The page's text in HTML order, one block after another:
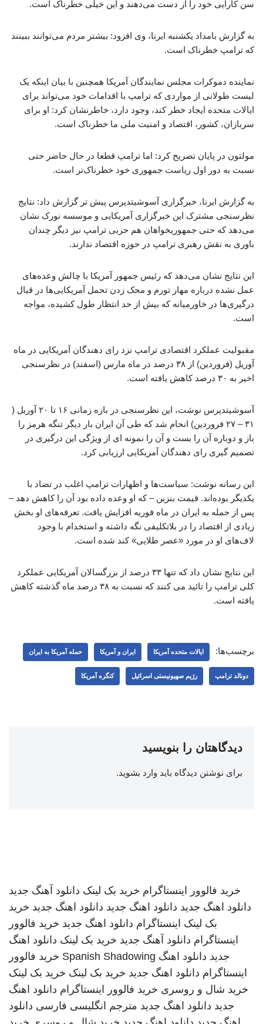
سن کارایی خود را از دست می‌دهند و این خیلی خطرناک است.
به گزارش بامداد یکشنبه ایرنا، وی افزود: بیشتر مردم می‌توانند ببینند
که ترامپ خطرناک است.
نماینده دموکرات مجلس نمایندگان آمریکا همچنین با بیان اینکه یک
لیست طولانی از مواردی که ترامپ با اقدامات خود می‌تواند برای
ایالات متحده ایجاد خطر کند، وجود دارد، خاطرنشان کرد: او برای
سربازان، کشور، اقتصاد و امنیت ملی ما خطرناک است.
مولتون در پایان تصریح کرد: اما ترامپ قطعا در حال حاضر حتی
نسبت به دور اول ریاست جمهوری خود خطرناک‌تر است.
به گزارش ایرنا، خبرگزاری آسوشیتدپرس پیش تر گزارش داد: نتایج
نظرسنجی مشترک این خبرگزاری آمریکایی و موسسه نورک نشان
می‌دهد که حتی جمهوریخواهان هم حزبی ترامپ نیز دیگر چندان
باوری به نقش رهبری ترامپ در حوزه اقتصاد ندارند.
این نتایج نشان می‌دهد که رئیس جمهور آمریکا با چالش وعده‌های
عمل نشده درباره مهار تورم و محک زدن تحمل آمریکایی‌ها در قبال
درگیری‌ها در خاورمیانه که بیش از حد انتظار طول کشیده، مواجه
است.
مقبولیت عملکرد اقتصادی ترامپ نزد رای دهندگان آمریکایی در ماه
آوریل (فروردین) از ۳۸ درصد در ماه مارس (اسفند) در نظرسنجی
اخیر به ۳۰ درصد کاهش یافته است.
آسوشیتدپرس نوشت، این نظرسنجی در بازه زمانی ۱۶ تا ۲۰ آوریل (
۳۱ – ۲۷ فروردین) انحام شد که طی آن ایران بار دیگر تنگه هرمز را
باز و دوباره آن را بست و آن را نمونه ای از ویژگی این درگیری در
تصمیم گیری رای دهندگان آمریکایی ارزیابی کرد.
این رسانه نوشت: سیاست‌ها و اظهارات ترامپ اغلب در تضاد با
یکدیگر بوده‌اند. قیمت بنزین – که او وعده داده بود آن را کاهش دهد –
پس از حمله به ایران در ماه فوریه افزایش یافت. تعرفه‌های او بخش
زیادی از اقتصاد را در بلاتکلیفی نگه داشته و استخدام با وجود
لاف‌های او در مورد «عصر طلایی» کند شده است.
این نتایج نشان داد که تنها ۳۳ درصد از بزرگسالان آمریکایی عملکرد
کلی ترامپ را تائید می‌ کنند که نسبت به ۳۸ درصد ماه گذشته کاهش
یافته است.
برچسب‌ها: ایالات متحده آمریکا ایران و آمریکا حمله آمریکا به ایران
دونالد ترامپ رژیم صهیونیستی اسرائیل کنگره آمریکا
دیدگاهتان را بنویسید
برای نوشتن دیدگاه باید وارد بشوید.
خرید فالوور اینستاگرام خرید بک لینک دانلود آهنگ جدید
دانلود اهنگ جدید دانلود اهنگ جدید دانلود اهنگ جدید خرید
بک لینک اینستاگرام دانلود اهنگ جدید خرید فالوور
اینستاگرام دانلود آهنگ جدید خرید بک لینک دانلود اهنگ
جدید دانلود اهنگ Spanish Shadowing خرید فالوور
اینستاگرام دانلود اهنگ جدید خرید بک لینک خرید بک لینک
خرید شال و روسری خرید فالوور اینستاگرام دانلود اهنگ
جدید دانلود اهنگ جدید مترجم انگلیسی فارسی دانلود